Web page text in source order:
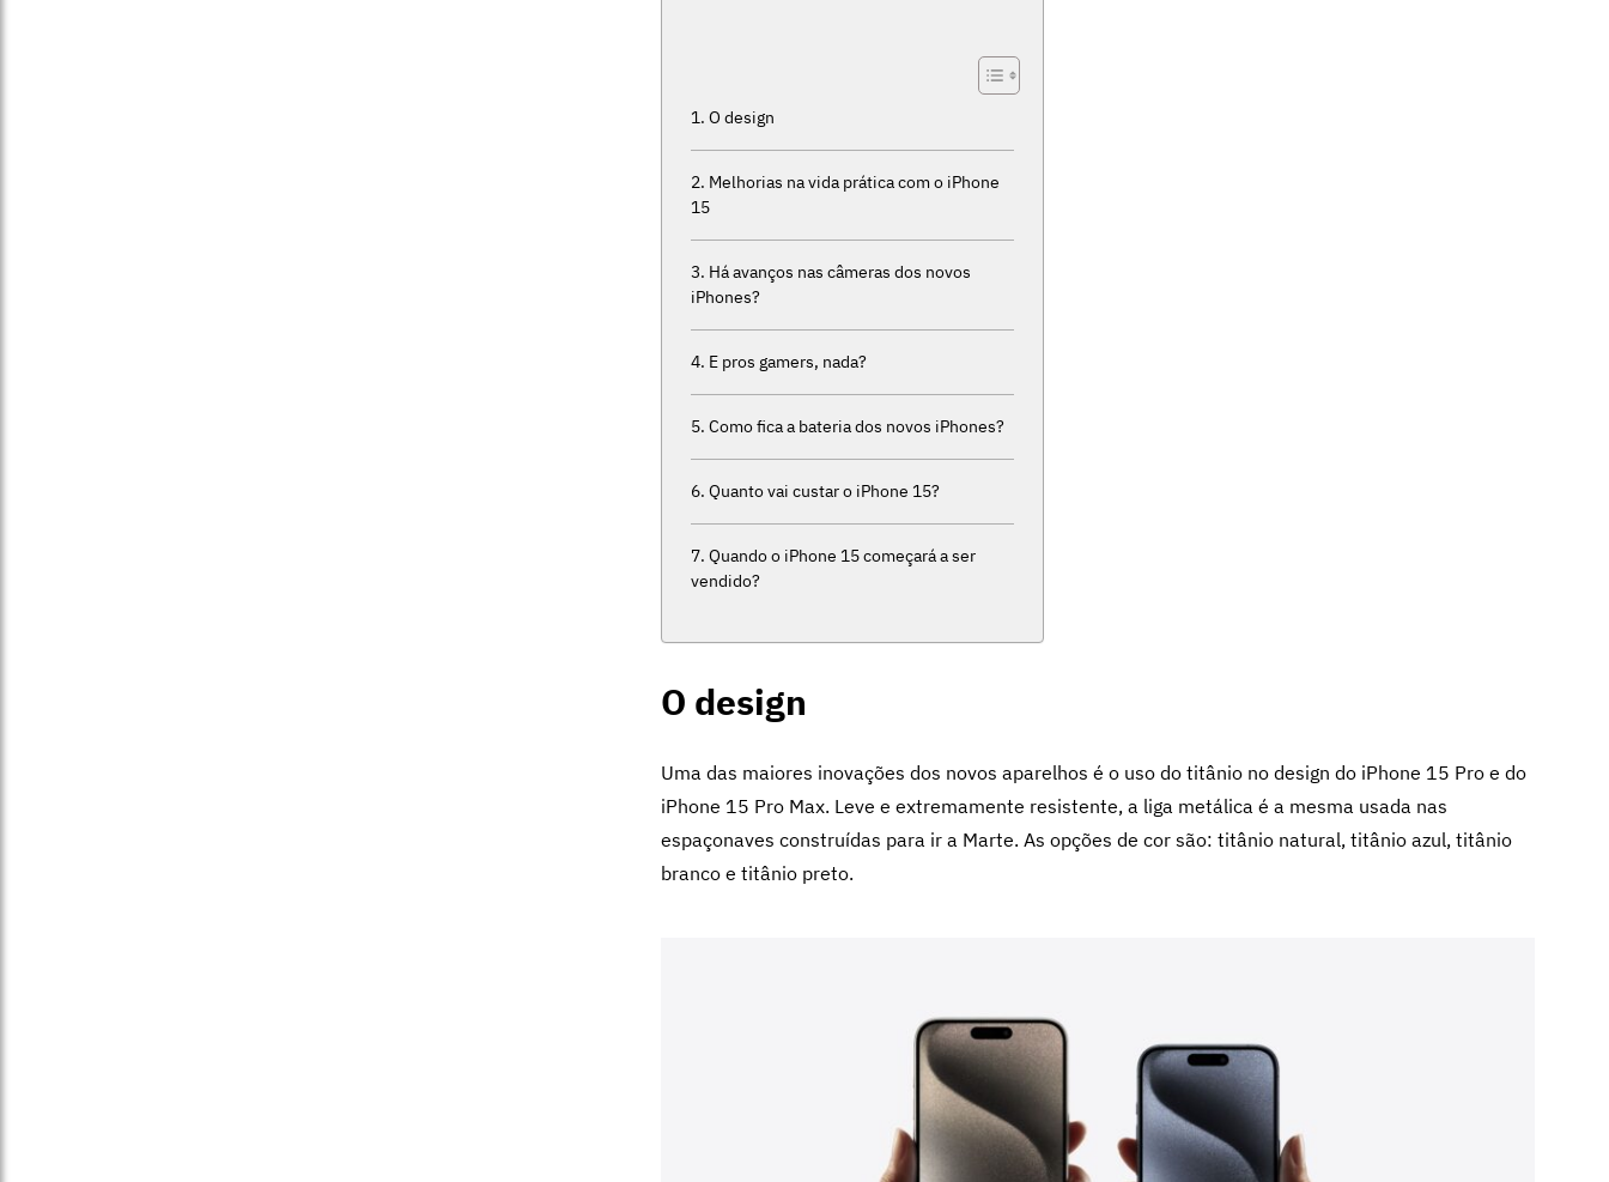
O design
Melhorias na vida prática com o iPhone
15
Há avanços nas câmeras dos novos
iPhones?
E pros gamers, nada?
Como fica a bateria dos novos iPhones?
Quanto vai custar o iPhone 15?
Quando o iPhone 15 começará a ser
vendido?
O design
Uma das maiores inovações dos novos aparelhos é o uso do titânio no design do iPhone 15 Pro e do
iPhone 15 Pro Max. Leve e extremamente resistente, a liga metálica é a mesma usada nas
espaçonaves construídas para ir a Marte. As opções de cor são: titânio natural, titânio azul, titânio
branco e titânio preto.